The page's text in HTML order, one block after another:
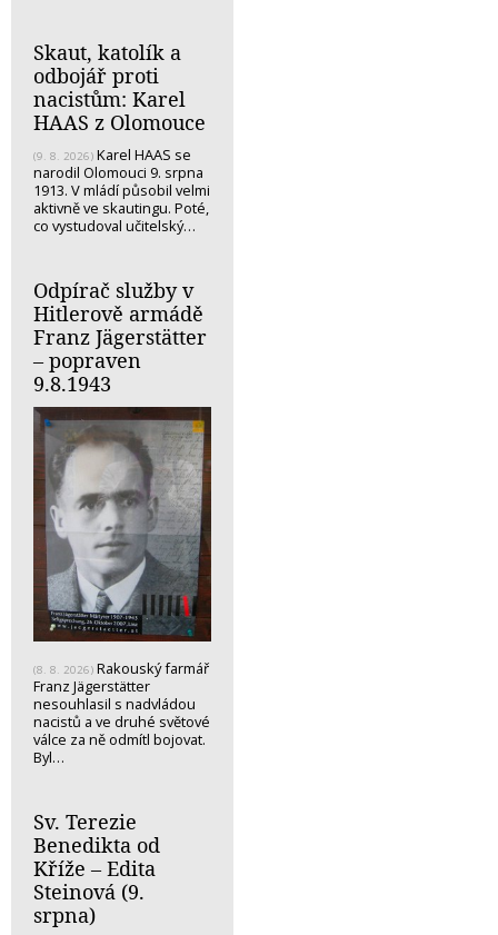
Skaut, katolík a
odbojář proti
nacistům: Karel
HAAS z Olomouce
(9. 8. 2026) Karel HAAS se
narodil Olomouci 9. srpna
1913. V mládí působil velmi
aktivně ve skautingu. Poté,
co vystudoval učitelský…
Odpírač služby v
Hitlerově armádě
Franz Jägerstätter
– popraven
9.8.1943
(8. 8. 2026) Rakouský farmář
Franz Jägerstätter
nesouhlasil s nadvládou
nacistů a ve druhé světové
válce za ně odmítl bojovat.
Byl…
Sv. Terezie
Benedikta od
Kříže – Edita
Steinová (9.
srpna)